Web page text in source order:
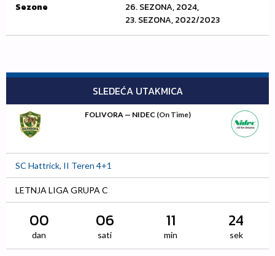
Sezone
26. SEZONA, 2024,
23. SEZONA, 2022/2023
SLEDEĆA UTAKMICA
FOLIVORA — NIDEC (On Time)
SC Hattrick, II Teren 4+1
LETNJA LIGA GRUPA C
00
dan
06
sati
11
min
23
sek